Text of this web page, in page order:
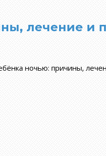
лечение и
ночью: причины,